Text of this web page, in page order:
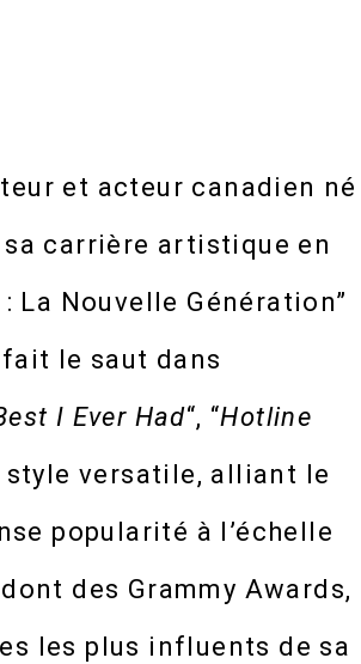
et acteur canadien né
sa carrière artistique en
La Nouvelle Génération”
le saut dans
I Ever Had“, “Hotline
style versatile, alliant le
popularité à l’échelle
des Grammy Awards,
les plus influents de sa